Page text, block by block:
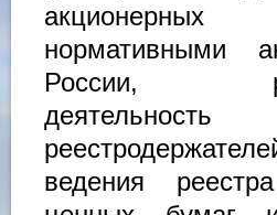
акционерных
нормативными
России,
деятельность
ведения